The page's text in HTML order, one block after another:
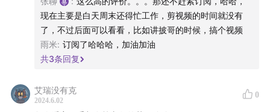
现在主要是白天周末还得忙工作，剪视频的时间就没有
了，不过后面可以看看，比如讲披哥的时候，搞个视频
雨米: 订阅了哈哈哈，加油加油
共3条回复
艾瑞没有克
2024.6.02
0